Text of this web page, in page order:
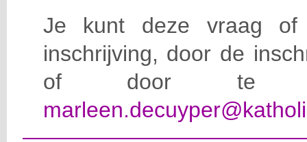
Je kunt deze vraag of
inschrijving, door de
of door te e-